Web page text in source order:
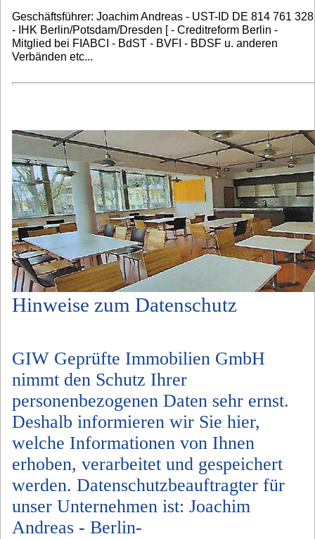
Geschäftsführer: Joachim Andreas - UST-ID DE 814 761 328
- IHK Berlin/Potsdam/Dresden [ - Creditreform Berlin -
Mitglied bei FIABCI - BdST - BVFI - BDSF u. anderen
Verbänden etc...
Hinweise zum Datenschutz
GIW Geprüfte Immobilien GmbH
nimmt den Schutz Ihrer
personenbezogenen Daten sehr ernst.
Deshalb informieren wir Sie hier,
welche Informationen von Ihnen
erhoben, verarbeitet und gespeichert
werden. Datenschutzbeauftragter für
unser Unternehmen ist: Joachim
Andreas - Berlin-